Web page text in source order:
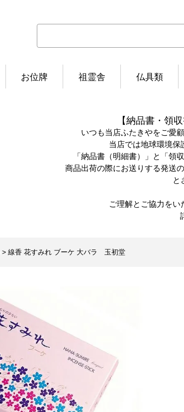
お位牌 祖霊舎 仏具類
【納品書・領
いつも当店ふたきやをご愛
当店では地球環境保
「納品書（明細書）」と「領
商品出荷の際にお送りする発送
と
ご理解とご協力をい
線香 花すみれ ブーケ 大バラ 玉初堂